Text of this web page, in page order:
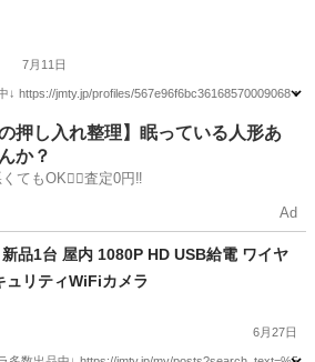
7月11日
↓ https://jmty.jp/profiles/567e96f6bc36168570009068
都合
の押し入れ整理】眠っている人形あ
か？
てもOK🙆‍♀️査定0円‼️
Ad
新品1台 屋内 1080P HD USB給電 ワイヤ
ュリティWiFiカメラ
6月27日